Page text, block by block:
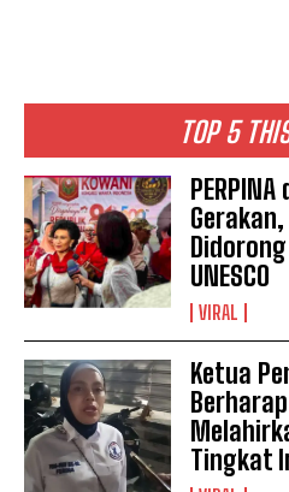
TOP 5
UNESCO
VIRAL
Ketua
Tingkat